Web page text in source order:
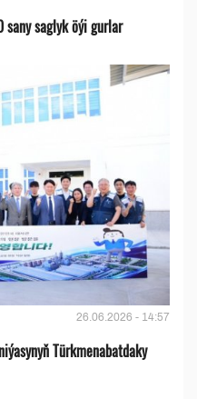
sany saglyk öýi gurlar
26.06.2026 - 14:57
Türkmenabatdaky